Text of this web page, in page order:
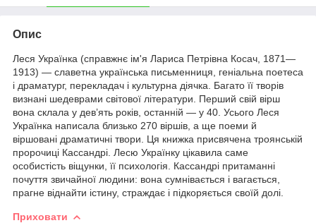
Опис
Леся Українка (справжнє ім'я Лариса Петрівна Косач, 1871—
1913) — славетна українська письменниця, геніальна поетеса
і драматург, перекладач і культурна діячка. Багато її творів
визнані шедеврами світової літератури. Перший свій вірш
вона склала у дев’ять років, останній — у 40. Усього Леся
Українка написала близько 270 віршів, а ще поеми й
віршовані драматичні твори. Ця книжка присвячена троянській
пророчиці Кассандрі. Лесю Українку цікавила саме
особистість віщунки, її психологія. Кассандрі притаманні
почуття звичайної людини: вона сумнівається і вагається,
прагне віднайти істину, страждає і підкоряється своїй долі.
Приховати